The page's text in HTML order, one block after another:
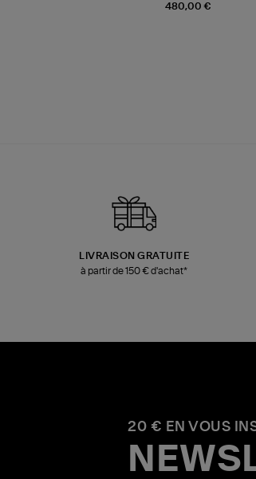
480,00 €
LIVRAISON GRATUITE
à partir de 150 € d'achat*
20 € EN VOUS